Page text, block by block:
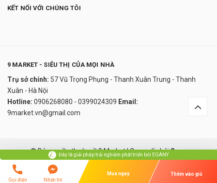
KẾT NỐI VỚI CHÚNG TÔI
9 MARKET - SIÊU THỊ CỦA MỌI NHÀ
Trụ sở chính: 57 Vũ Trọng Phụng - Thanh Xuân Trung - Thanh
Xuân - Hà Nội
Hotline: 0906268080 - 0399024309 Email:
9market.vn@gmail.com
© Bản quyền thuộc về 9 Market|Cung cấp bởiSapo
So sánh
Lỗi giao diện: file 'snippets/ozui_script.bwt' không được tìm thấy
0₫
undefined
Đây là giải pháp trải nghiệm phát triển bởi EGANY
Xem Giỏ Hàng Và Thanh Toán
Đây là giải pháp trải nghiệm phát triển bởi EGANY
Gọi điện Nhắn tin
Mua ngay Thêm vào giỏ